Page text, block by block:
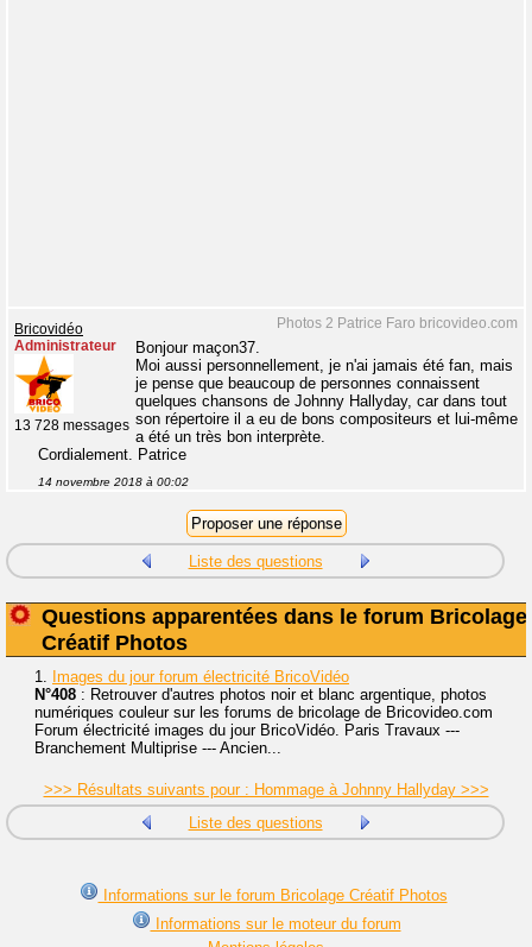
Photos 2 Patrice Faro bricovideo.com
Bricovidéo
Administrateur
13 728 messages
Bonjour maçon37.
Moi aussi personnellement, je n'ai jamais été fan, mais
je pense que beaucoup de personnes connaissent
quelques chansons de Johnny Hallyday, car dans tout
son répertoire il a eu de bons compositeurs et lui-même
a été un très bon interprète.
Cordialement. Patrice
14 novembre 2018 à 00:02
Liste des questions
Questions apparentées dans le forum Bricolage
Créatif Photos
1. Images du jour forum électricité BricoVidéo
N°408 : Retrouver d'autres photos noir et blanc argentique, photos
numériques couleur sur les forums de bricolage de Bricovideo.com
Forum électricité images du jour BricoVidéo. Paris Travaux ---
Branchement Multiprise --- Ancien...
>>> Résultats suivants pour : Hommage à Johnny Hallyday >>>
Liste des questions
Informations sur le forum Bricolage Créatif Photos
Informations sur le moteur du forum